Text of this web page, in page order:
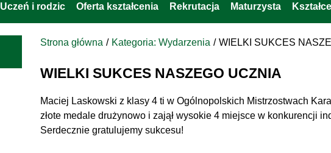
Uczeń i rodzic Oferta kształcenia Rekrutacja Maturzysta
Strona główna Kategoria: Wydarzenia WIELKI SUKCES
WIELKI SUKCES NASZEGO UCZNIA
Maciej Laskowski z klasy 4 ti w Ogólnopolskich Mistrzostwach
złote medale drużynowo i zajął wysokie 4 miejsce w konkurencji
Serdecznie gratulujemy sukcesu!